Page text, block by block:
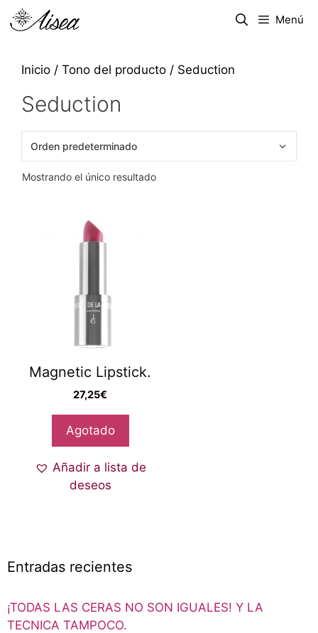
Menú
Inicio / Tono del producto / Seduction
Seduction
Mostrando el único resultado
Magnetic Lipstick.
27,25€
Agotado
Añadir a lista de
deseos
Entradas recientes
¡TODAS LAS CERAS NO SON IGUALES! Y LA
TECNICA TAMPOCO.